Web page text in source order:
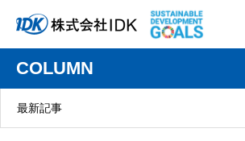
COLUMN
最新記事